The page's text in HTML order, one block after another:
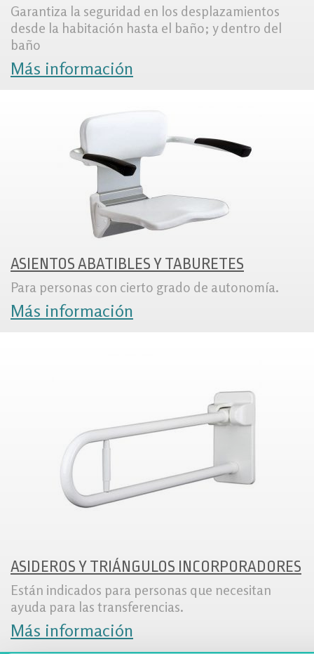
Garantiza la seguridad en los desplazamientos
desde la habitación hasta el baño; y dentro del
baño
Más información
ASIENTOS ABATIBLES Y TABURETES
Para personas con cierto grado de autonomía.
Más información
ASIDEROS Y TRIÁNGULOS INCORPORADORES
Están indicados para personas que necesitan
ayuda para las transferencias.
Más información